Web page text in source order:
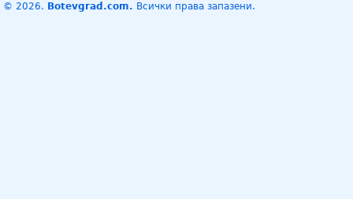
© 2026. Botevgrad.com. Всички права запазени.